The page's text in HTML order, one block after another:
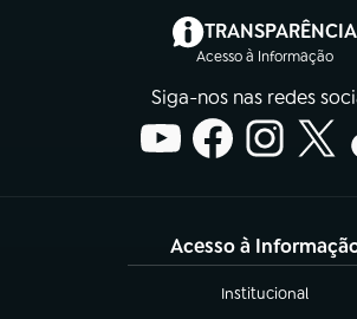
TRANSPARÊNCIA
Acesso à Informação
(abre em
Siga-nos nas redes
Acesso à
Institucional
(abre em nova aba)